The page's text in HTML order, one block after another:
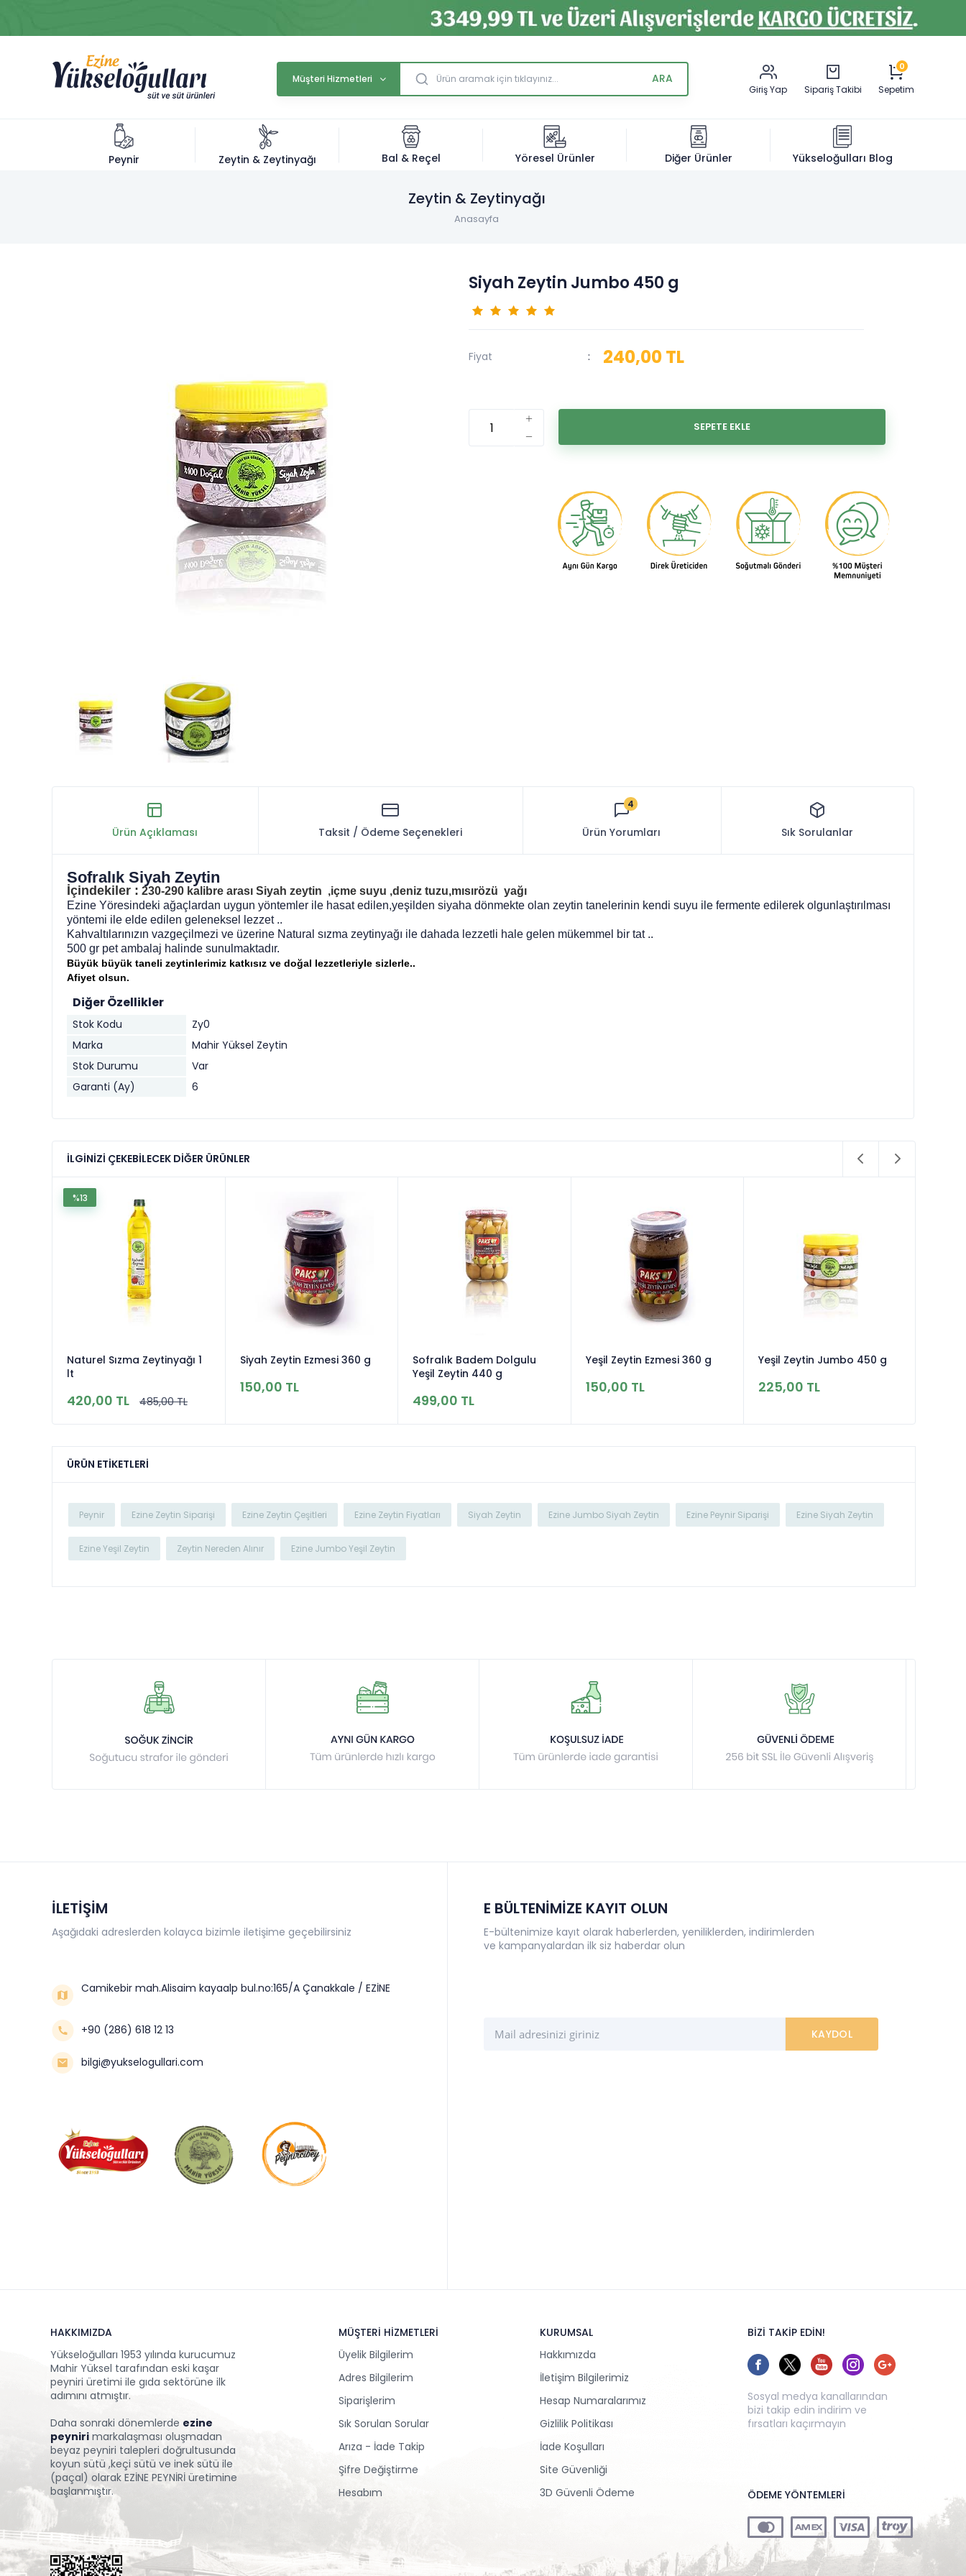
Müşteri Hizmetleri
Giriş Yap
Sipariş Takibi
0
Sepetim
Peynir Zeytin & Zeytinyağı Bal & Reçel Yöresel Ürünler Diğer Ürünler Yükseloğulları Blog
Zeytin & Zeytinyağı
Anasayfa
Siyah Zeytin Jumbo 450 g
Fiyat : 240,00 TL
Ürün Açıklaması Taksit / Ödeme Seçenekleri Ürün Yorumları
4
Sık Sorulanlar
Sofralık Siyah Zeytin
İçindekiler : 230-290 kalibre arası Siyah zeytin ,içme suyu ,deniz tuzu,mısırözü yağı
Ezine Yöresindeki ağaçlardan uygun yöntemler ile hasat edilen,yeşilden siyaha dönmekte olan zeytin tanelerinin kendi suyu ile fermente edilerek olgunlaştırılması
yöntemi ile elde edilen geleneksel lezzet ..
Kahvaltılarınızın vazgeçilmezi ve üzerine Natural sızma zeytinyağı ile dahada lezzetli hale gelen mükemmel bir tat ..
500 gr pet ambalaj halinde sunulmaktadır.
Büyük büyük taneli zeytinlerimiz katkısız ve doğal lezzetleriyle sizlerle..
Afiyet olsun.
Diğer Özellikler
Stok Kodu
Zy0
Marka
Mahir Yüksel Zeytin
Stok Durumu
Var
Garanti (Ay)
6
İLGINIZI ÇEKEBILECEK DIĞER ÜRÜNLER
Naturel Sızma Zeytinyağı 1
lt
420,00 TL 485,00 TL
%13
Siyah Zeytin Ezmesi 360 g
150,00 TL
Sofralık Badem Dolgulu
Yeşil Zeytin 440 g
499,00 TL
Yeşil Zeytin Ezmesi 360 g
150,00 TL
Yeşil Zeytin Jumbo 450 g
225,00 TL
ÜRÜN ETIKETLERI
Peynir Ezine Zeytin Siparişi Ezine Zeytin Çeşitleri Ezine Zeytin Fiyatları Siyah Zeytin Ezine Jumbo Siyah Zeytin Ezine Peynir Siparişi Ezine Siyah Zeytin
Ezine Yeşil Zeytin Zeytin Nereden Alınır Ezine Jumbo Yeşil Zeytin
İLETİŞİM
Aşağıdaki adreslerden kolayca bizimle iletişime geçebilirsiniz
Camikebir mah.Alisaim kayaalp bul.no:165/A Çanakkale / EZİNE
+90 (286) 618 12 13
bilgi@yukselogullari.com
E BÜLTENİMİZE KAYIT OLUN
E-bültenimize kayıt olarak haberlerden, yeniliklerden, indirimlerden
ve kampanyalardan ilk siz haberdar olun
HAKKIMIZDA
Yükseloğulları 1953 yılında kurucumuz
Mahir Yüksel tarafından eski kaşar
peyniri üretimi ile gıda sektörüne ilk
adımını atmıştır.
Daha sonraki dönemlerde ezine
peynirimarkalaşması oluşmadan
beyaz peyniri talepleri doğrultusunda
koyun sütü ,keçi sütü ve inek sütü ile
(paçal) olarak EZİNE PEYNİRİ üretimine
başlanmıştır.
MÜŞTERİ HİZMETLERİ
Üyelik Bilgilerim
Adres Bilgilerim
Siparişlerim
Sık Sorulan Sorular
Arıza - İade Takip
Şifre Değiştirme
Hesabım
KURUMSAL
Hakkımızda
İletişim Bilgilerimiz
Hesap Numaralarımız
Gizlilik Politikası
İade Koşulları
Site Güvenliği
3D Güvenli Ödeme
BİZİ TAKİP EDİN!
Sosyal medya kanallarından
bizi takip edin indirim ve
fırsatları kaçırmayın
ÖDEME YÖNTEMLERİ